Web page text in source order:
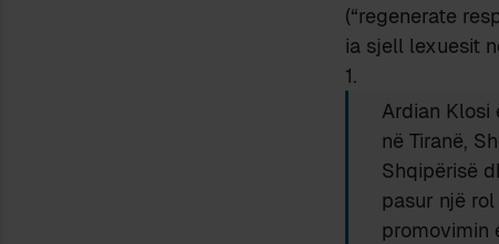
(“regenerate
ia sjell lexuesit
1.
Ardian Klosi
në Tiranë,
Shqipërisë
pasur një
promovimin